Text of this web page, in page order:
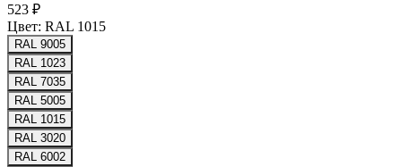
523 ₽
Цвет: RAL 1015
RAL 9005
RAL 1023
RAL 7035
RAL 5005
RAL 1015
RAL 3020
RAL 6002